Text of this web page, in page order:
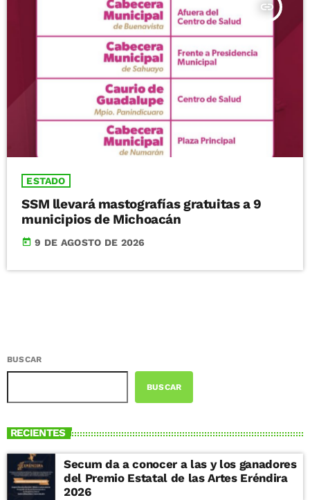
insert_link
ESTADO
SSM llevará mastografías gratuitas a 9
municipios de Michoacán
today 9 DE AGOSTO DE 2026
BUSCAR
BUSCAR
RECIENTES
Secum da a conocer a las y los ganadores
del Premio Estatal de las Artes Eréndira
2026